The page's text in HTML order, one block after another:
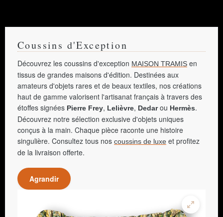
Coussins d'Exception
Découvrez les coussins d'exception MAISON TRAMIS en
tissus de grandes maisons d'édition. Destinées aux
amateurs d'objets rares et de beaux textiles, nos créations
haut de gamme valorisent l'artisanat français à travers des
étoffes signées Pierre Frey, Lelièvre, Dedarou Hermès.
Découvrez notre sélection exclusive d'objets uniques
conçus à la main. Chaque pièce raconte une histoire
singulière. Consultez tous nos coussins de luxe et profitez
de la livraison offerte.
Agrandir